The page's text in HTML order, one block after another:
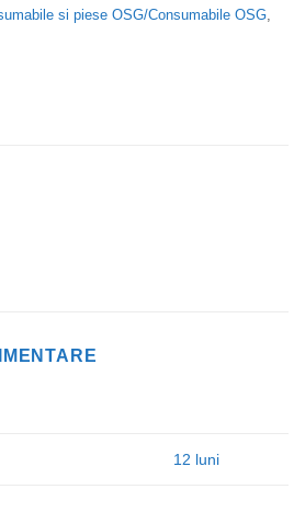
si piese OSG/Consumabile OSG,
12 luni